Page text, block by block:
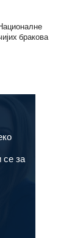
бракова
се за